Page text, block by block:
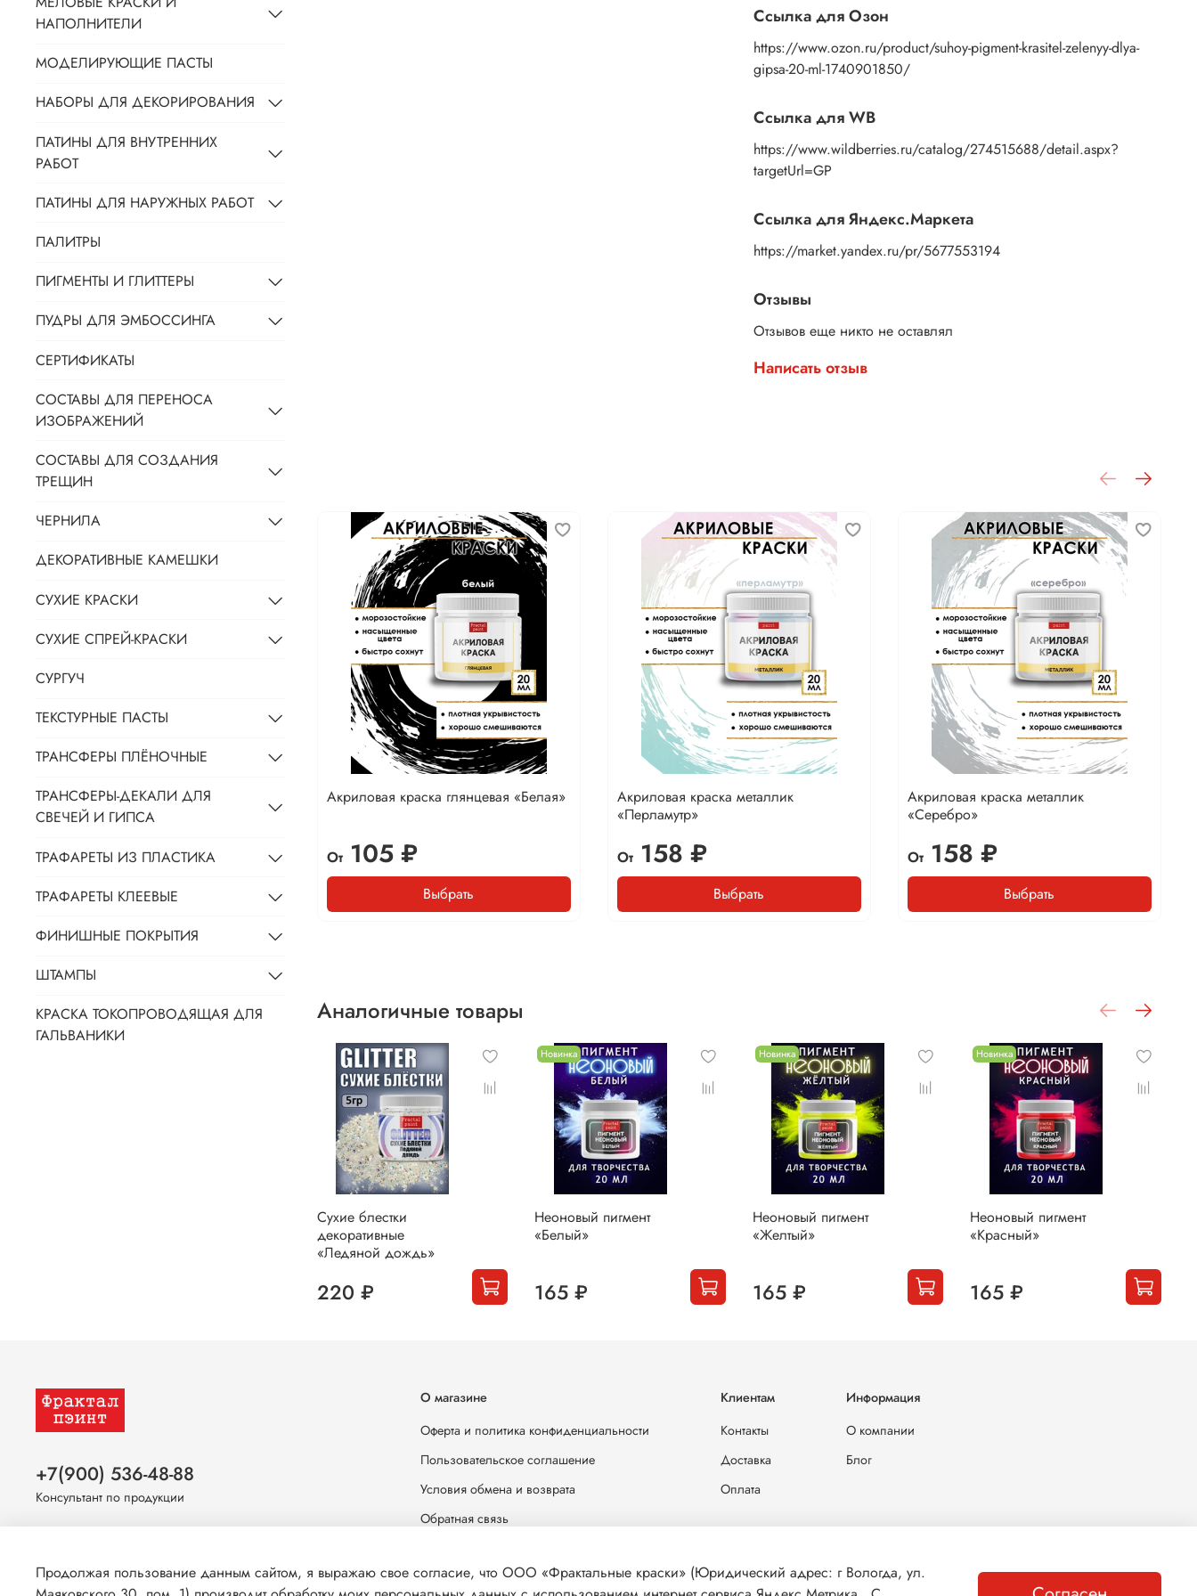
Ссылка для Озон
https://www.ozon.ru/product/suhoy-pigment-krasitel-zelenyy-dlya-
gipsa-20-ml-1740901850/
Ссылка для WB
https://www.wildberries.ru/catalog/274515688/detail.aspx?
targetUrl=GP
Ссылка для Яндекс.Маркета
https://market.yandex.ru/pr/5677553194
Отзывы
Отзывов еще никто не оставлял
Написать отзыв
Акриловая краска глянцевая «Белая»
От105 ₽
Выбрать
Акриловая краска металлик
«Перламутр»
От158 ₽
Выбрать
Акриловая краска металлик
«Серебро»
От158 ₽
Выбрать
Аналогичные товары
Сухие блестки
декоративные
«Ледяной дождь»
220 ₽
Новинка
Неоновый пигмент
«Белый»
165 ₽
Новинка
Неоновый пигмент
«Желтый»
165 ₽
Новинка
Неоновый пигмент
«Красный»
165 ₽
НАПОЛНИТЕЛИ
МОДЕЛИРУЮЩИЕ ПАСТЫ
НАБОРЫ ДЛЯ ДЕКОРИРОВАНИЯ
ПАТИНЫ ДЛЯ ВНУТРЕННИХ
РАБОТ
ПАТИНЫ ДЛЯ НАРУЖНЫХ РАБОТ
ПАЛИТРЫ
ПИГМЕНТЫ И ГЛИТТЕРЫ
ПУДРЫ ДЛЯ ЭМБОССИНГА
СЕРТИФИКАТЫ
СОСТАВЫ ДЛЯ ПЕРЕНОСА
ИЗОБРАЖЕНИЙ
СОСТАВЫ ДЛЯ СОЗДАНИЯ
ТРЕЩИН
ЧЕРНИЛА
ДЕКОРАТИВНЫЕ КАМЕШКИ
СУХИЕ КРАСКИ
СУХИЕ СПРЕЙ-КРАСКИ
СУРГУЧ
ТЕКСТУРНЫЕ ПАСТЫ
ТРАНСФЕРЫ ПЛЁНОЧНЫЕ
ТРАНСФЕРЫ-ДЕКАЛИ ДЛЯ
СВЕЧЕЙ И ГИПСА
ТРАФАРЕТЫ ИЗ ПЛАСТИКА
ТРАФАРЕТЫ КЛЕЕВЫЕ
ФИНИШНЫЕ ПОКРЫТИЯ
ШТАМПЫ
КРАСКА ТОКОПРОВОДЯЩАЯ ДЛЯ
ГАЛЬВАНИКИ
О магазине
Оферта и политика конфиденциальности
Пользовательское соглашение
Условия обмена и возврата
Обратная связь
Клиентам
Контакты
Доставка
Оплата
Информация
О компании
Блог
+7(900) 536-48-88
Консультант по продукции
Продолжая пользование данным сайтом, я выражаю свое согласие, что ООО «Фрактальные краски» (Юридический адрес: г Вологда, ул.